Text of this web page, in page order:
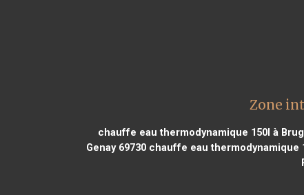
Zone
chauffe eau thermodynamique 150l à
Genay 69730chauffe eau thermodynamique